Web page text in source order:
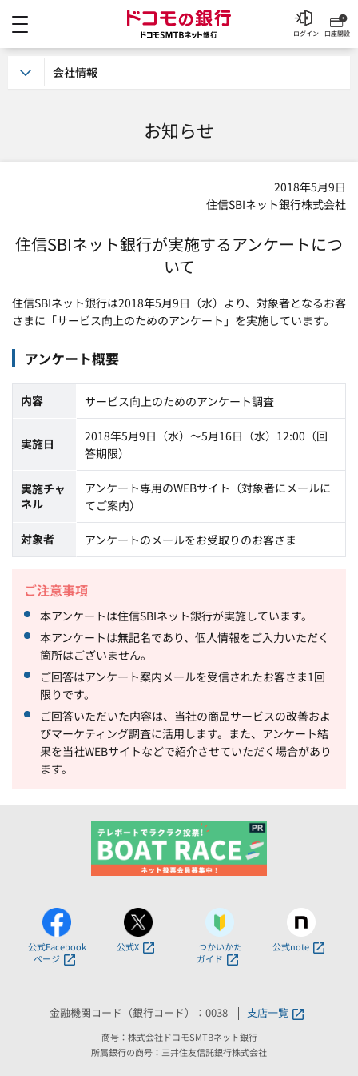
ドコモの銀行 ドコモ
口座開設
ログイン
お知らせ
2018年5月9日
住信SBIネット銀行株式会社
住信SBIネット銀行が実施するアンケートにつ
いて
住信SBIネット銀行は2018年5月9日（水）より、対象者となるお客
さまに「サービス向上のためのアンケート」を実施しています。
アンケート概要
内容 サービス向上のためのアンケート調査
実施日
2018年5月9日（水）～5月16日（水）12:00（回
答期限）
実施チャ
ネル
アンケート専用のWEBサイト（対象者にメールに
てご案内）
対象者 アンケートのメールをお受取りのお客さま
ご注意事項
本アンケートは住信SBIネット銀行が実施しています。
本アンケートは無記名であり、個人情報をご入力いただく
箇所はございません。
ご回答はアンケート案内メールを受信されたお客さま1回
限りです。
ご回答いただいた内容は、当社の商品サービスの改善およ
びマーケティング調査に活用します。また、アンケート結
果を当社WEBサイトなどで紹介させていただく場合があり
ます。
会社情報
公式Facebook
ページ
公式X
つかいかた
ガイド
公式note
金融機関コード（銀行コード）：0038 支店一覧
商号：株式会社ドコモSMTBネット銀行
所属銀行の商号：三井住友信託銀行株式会社